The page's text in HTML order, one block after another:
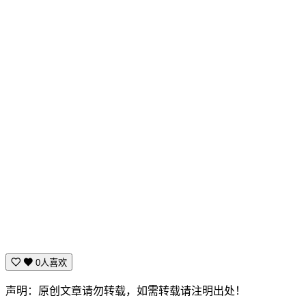
0人喜欢
声明：原创文章请勿转载，如需转载请注明出处！